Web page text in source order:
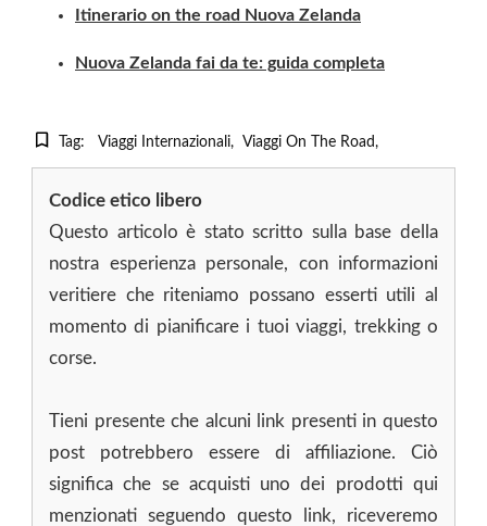
Itinerario on the road Nuova Zelanda
Nuova Zelanda fai da te: guida completa
Tag: Viaggi Internazionali Viaggi On The Road
Codice etico libero
Questo articolo è stato scritto sulla base della
nostra esperienza personale, con informazioni
veritiere che riteniamo possano esserti utili al
momento di pianificare i tuoi viaggi, trekking o
corse.
Tieni presente che alcuni link presenti in questo
post potrebbero essere di affiliazione. Ciò
significa che se acquisti uno dei prodotti qui
menzionati seguendo questo link, riceveremo